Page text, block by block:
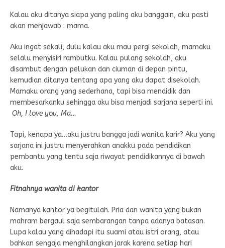
Kalau aku ditanya siapa yang paling aku banggain, aku pasti
akan menjawab : mama.
Aku ingat sekali, dulu kalau aku mau pergi sekolah, mamaku
selalu menyisiri rambutku. Kalau pulang sekolah, aku
disambut dengan pelukan dan ciuman di depan pintu,
kemudian ditanya tentang apa yang aku dapat disekolah.
Mamaku orang yang sederhana, tapi bisa mendidik dan
membesarkanku sehingga aku bisa menjadi sarjana seperti ini.
Oh, I love you, Ma…
Tapi, kenapa ya…aku justru bangga jadi wanita karir? Aku yang
sarjana ini justru menyerahkan anakku pada pendidikan
pembantu yang tentu saja riwayat pendidikannya di bawah
aku.
Fitnahnya wanita di kantor
Namanya kantor ya begitulah. Pria dan wanita yang bukan
mahram bergaul saja sembarangan tanpa adanya batasan.
Lupa kalau yang dihadapi itu suami atau istri orang, atau
bahkan sengaja menghilangkan jarak karena setiap hari